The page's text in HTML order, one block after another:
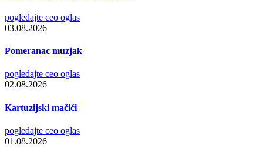
pogledajte ceo oglas
03.08.2026
Pomeranac muzjak
pogledajte ceo oglas
02.08.2026
Kartuzijski mačići
pogledajte ceo oglas
01.08.2026